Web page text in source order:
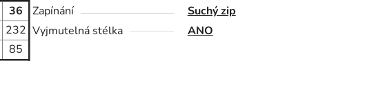
36
232
85
Zapínání
Suchý zip
Vyjmutelná stélka
ANO